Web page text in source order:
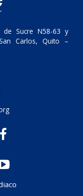
de Sucre N58-63 y
Carlos, Quito –